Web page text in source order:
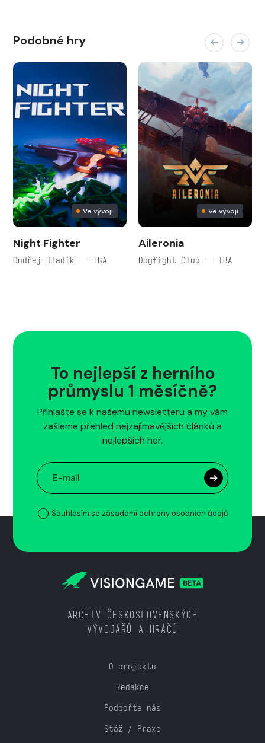
Podobné hry
Ve vývoji
Night Fighter
Ondřej Hladík — TBA
Ve vývoji
Aileronia
Dogfight Club — TBA
To nejlepší z herního
průmyslu 1 měsíčně?
Přihlašte se k našemu newsletteru a my vám
zašleme přehled nejzajímavějších článků a
nejlepších her.
Souhlasím se zásadami ochrany osobních údajů
ARCHIV ČESKOSLOVENSKÝCH
VÝVOJÁŘŮ A HRÁČŮ
O projektu
Redakce
Podpořte nás
Stáž / Praxe